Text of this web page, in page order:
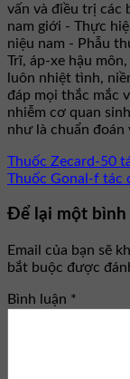
vấn và điều trị các
nam giới - Thực
niệu nam - Phẫu
Trĩ, áp-xe hậu
luôn nhiệt tình,
đáp mọi thắc mắc
nhiễm cơ quan
như là chuẩn đoán
Thuốc Zecard-50
Thuốc Gonal-f tác
Để lại một bình
Email của bạn sẽ
bắt buộc được
Bình luận *